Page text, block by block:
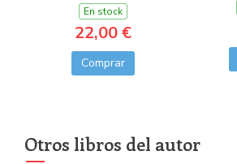
En stock
22,00 €
Comprar
Otros libros del autor